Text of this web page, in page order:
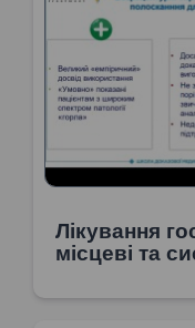
Лікування
місцеві та